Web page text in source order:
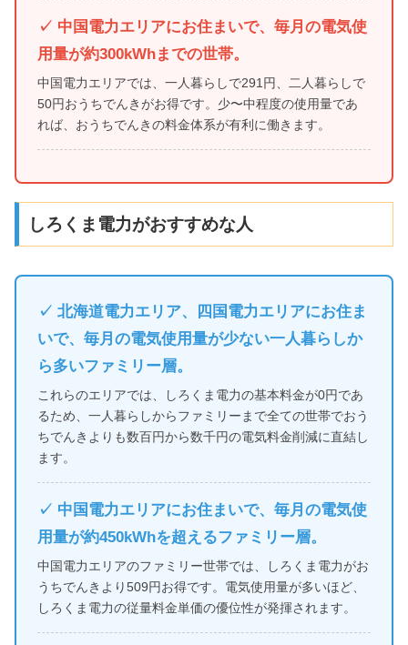
✓ 中国電力エリアにお住まいで、毎月の電気使
用量が約300kWhまでの世帯。
中国電力エリアでは、一人暮らしで291円、二人暮らしで
50円おうちでんきがお得です。少〜中程度の使用量であ
れば、おうちでんきの料金体系が有利に働きます。
しろくま電力がおすすめな人
✓ 北海道電力エリア、四国電力エリアにお住ま
いで、毎月の電気使用量が少ない一人暮らしか
ら多いファミリー層。
これらのエリアでは、しろくま電力の基本料金が0円であ
るため、一人暮らしからファミリーまで全ての世帯でおう
ちでんきよりも数百円から数千円の電気料金削減に直結し
ます。
✓ 中国電力エリアにお住まいで、毎月の電気使
用量が約450kWhを超えるファミリー層。
中国電力エリアのファミリー世帯では、しろくま電力がお
うちでんきより509円お得です。電気使用量が多いほど、
しろくま電力の従量料金単価の優位性が発揮されます。